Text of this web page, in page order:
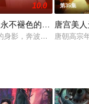
视剧上映于1998年，由
10.0
不褪色的老兵
身影，奔波于机关、学校
第35集
唐宫美
唐朝高宗